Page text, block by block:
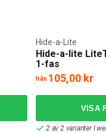
Hide-a-lite
1-fas
Hide-a-Lite
från 105,00 kr
2 av 2 varianter I